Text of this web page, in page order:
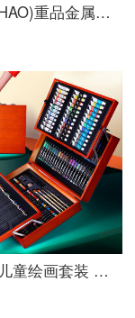
爱好(AIHAO)重品金属中性笔考试专用笔0.5MM碳素黑色水性签字笔单支装Z1
蒙玛特 儿童绘画套装 六一儿童节新年礼物文具美术用品水彩笔蜡笔画笔礼盒mmgs0012-1 174件绘画套装(木盒装)